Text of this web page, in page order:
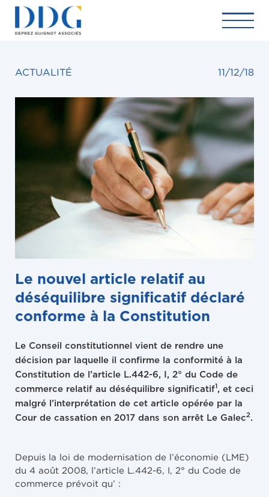
ACTUALITÉ 11/12/18
Le nouvel article relatif au
déséquilibre significatif déclaré
conforme à la Constitution
Le Conseil constitutionnel vient de rendre une
décision par laquelle il confirme la conformité à la
Constitution de l’article L.442-6, I, 2° du Code de
commerce relatif au déséquilibre significatif1 , et ceci
malgré l’interprétation de cet article opérée par la
Cour de cassation en 2017 dans son arrêt Le Galec2.
Depuis la loi de modernisation de l’économie (LME)
du 4 août 2008, l’article L.442-6, I, 2° du Code de
commerce prévoit qu’ :